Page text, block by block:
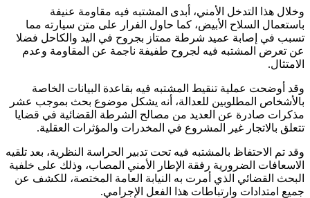
وخلال هذا التدخل الأمني، أبدى المشتبه فيه مقاومة عنيفة
باستعمال السلاح الأبيض، كما حاول الفرار على متن سيارته مما
تسبب في إصابة عميد شرطة ممتاز بجروح في اليد والكاحل فضلا
عن تعرض المشتبه فيه لجروح طفيفة ناجمة عن المقاومة وعدم
الامتثال.
وقد أوضحت عملية تنقيط المشتبه فيه بقاعدة البيانات الخاصة
بالأشخاص المطلوبين للعدالة، أنه يشكل موضوع بحث بموجب عشر
مذكرات صادرة عن العديد من مصالح الشرطة القضائية في قضايا
تتعلق بالاتجار غير المشروع في المخدرات والمؤثرات العقلية.
وقد تم الاحتفاظ بالمشتبه فيه تحت تدبير الحراسة النظرية، بعد تلقيه
الاسعافات الضرورية رفقة الإطار الأمني المصاب، وذلك على خلفية
البحث القضائي الذي أمرت به النيابة العامة المختصة، للكشف عن
جميع امتدادات وارتباطات هذا الفعل الإجرامي.